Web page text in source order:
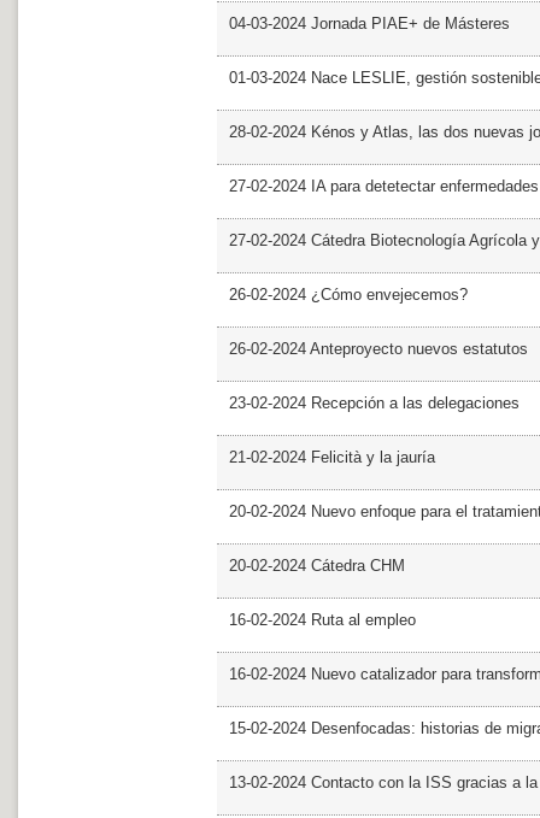
04-03-2024 Jornada PIAE+ de Másteres
01-03-2024 Nace LESLIE, gestión
28-02-2024 Kénos y Atlas, las dos nuevas
27-02-2024 IA para detetectar
27-02-2024 Cátedra Biotecnología Agrícola
26-02-2024 ¿Cómo envejecemos?
26-02-2024 Anteproyecto nuevos estatutos
23-02-2024 Recepción a las delegaciones
21-02-2024 Felicità y la jauría
20-02-2024 Nuevo enfoque para el
20-02-2024 Cátedra CHM
16-02-2024 Ruta al empleo
16-02-2024 Nuevo catalizador para
15-02-2024 Desenfocadas: historias de
13-02-2024 Contacto con la ISS gracias a